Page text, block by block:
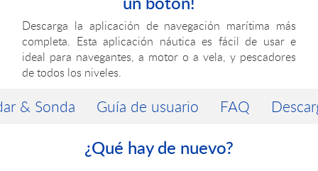
Descarga la aplicación de navegación marítima más
completa. Esta aplicación náutica es fácil de usar e
ideal para navegantes, a motor o a vela, y pescadores
de todos los niveles.
& Sonda Guía de usuario FAQ
¿Qué hay de nuevo?